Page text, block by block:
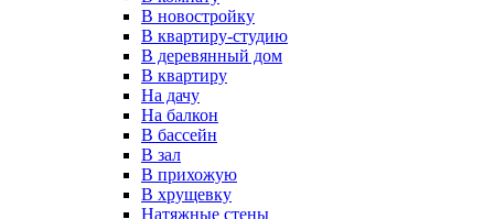
В новостройку
В квартиру-студию
В деревянный дом
В квартиру
На дачу
На балкон
В бассейн
В зал
В прихожую
В хрущевку
Натяжные стены